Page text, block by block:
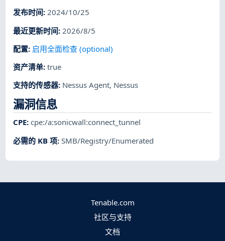
发布时间:2024/10/25
最近更新时间: 2026/8/5
配置: 启用全面检查 (optional)
资产清单:true
支持的传感器: Nessus Agent, Nessus
漏洞信息
CPE:cpe:/a:sonicwall:connect_tunnel
必需的 KB 项:SMB/Registry/Enumerated
Tenable.com
社区与支持
文档